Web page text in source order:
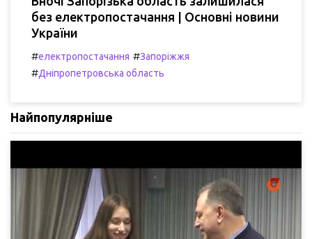
без електропостачання | Основні новини
України
#електропостачання #Запоріжжя
#Дніпропетровська область
Найпопулярніше